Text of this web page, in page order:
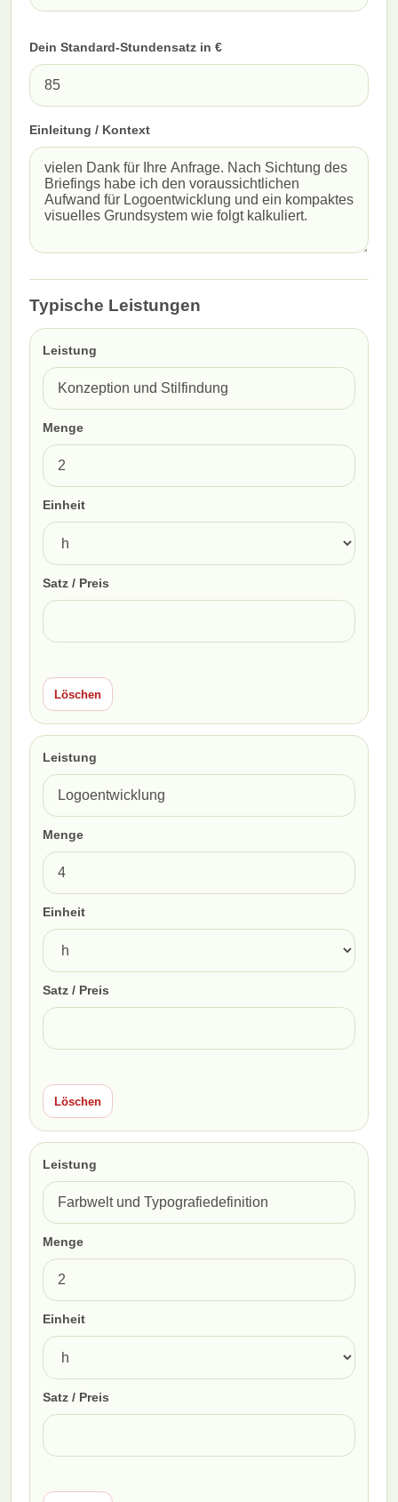
Dein Standard-Stundensatz in €
Einleitung / Kontext
Typische Leistungen
Leistung
Menge
Einheit
Satz / Preis
Löschen
Leistung
Menge
Einheit
Satz / Preis
Löschen
Leistung
Menge
Einheit
Satz / Preis